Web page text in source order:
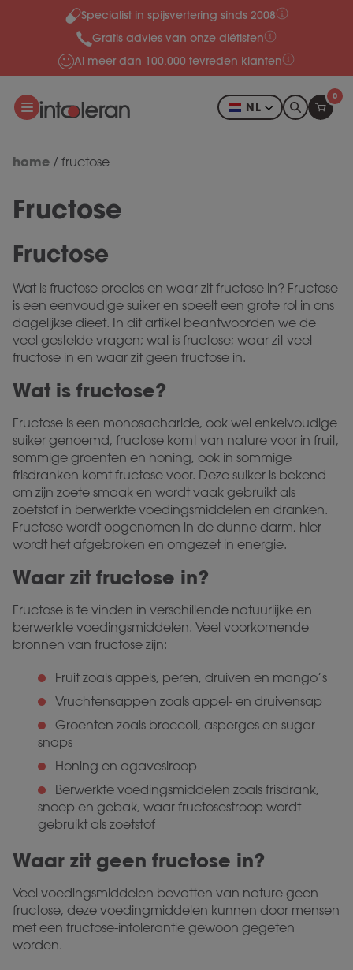
Meteen naar de content
Specialist in spijsvertering sinds 2008
Gratis advies van onze diëtisten
Al meer dan 100.000 tevreden klanten
NL
0
home / fructose
Fructose
Fructose
Wat is fructose precies en waar zit fructose in? Fructose
is een eenvoudige suiker en speelt een grote rol in ons
dagelijkse dieet. In dit artikel beantwoorden we de
veel gestelde vragen; wat is fructose; waar zit veel
fructose in en waar zit geen fructose in.
Wat is fructose?
Fructose is een monosacharide, ook wel enkelvoudige
suiker genoemd, fructose komt van nature voor in fruit,
sommige groenten en honing, ook in sommige
frisdranken komt fructose voor. Deze suiker is bekend
om zijn zoete smaak en wordt vaak gebruikt als
zoetstof in berwerkte voedingsmiddelen en dranken.
Fructose wordt opgenomen in de dunne darm, hier
wordt het afgebroken en omgezet in energie.
Waar zit fructose in?
Fructose is te vinden in verschillende natuurlijke en
berwerkte voedingsmiddelen. Veel voorkomende
bronnen van fructose zijn:
Fruit zoals appels, peren, druiven en mango’s
Vruchtensappen zoals appel- en druivensap
Groenten zoals broccoli, asperges en sugar
snaps
Honing en agavesiroop
Berwerkte voedingsmiddelen zoals frisdrank,
snoep en gebak, waar fructosestroop wordt
gebruikt als zoetstof
Waar zit geen fructose in?
Veel voedingsmiddelen bevatten van nature geen
fructose, deze voedingmiddelen kunnen door mensen
met een fructose-intolerantie gewoon gegeten
worden.